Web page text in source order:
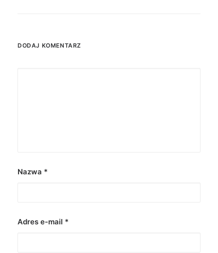
DODAJ KOMENTARZ
Nazwa *
Adres e-mail *